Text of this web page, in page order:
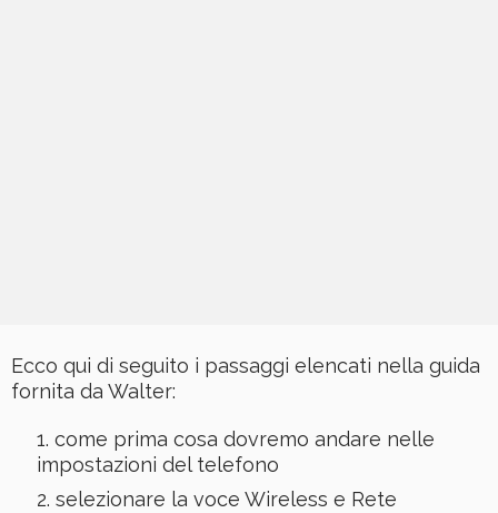
Ecco qui di seguito i passaggi elencati nella guida
fornita da Walter:
come prima cosa dovremo andare nelle
impostazioni del telefono
selezionare la voce Wireless e Rete